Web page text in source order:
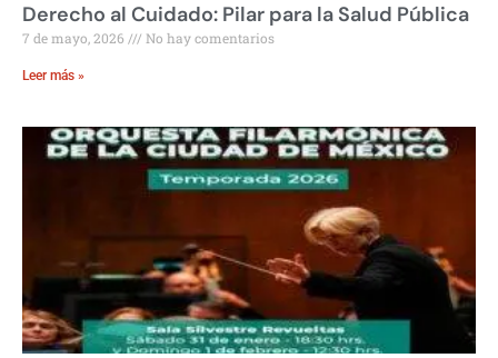
Derecho al Cuidado: Pilar para la Salud Pública
7 de mayo, 2026 No hay comentarios
Leer más »